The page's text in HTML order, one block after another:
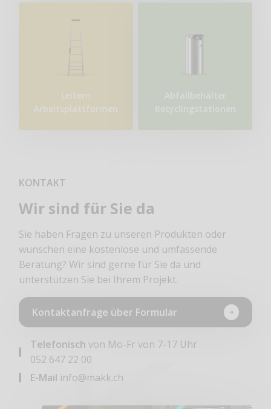
Leitern
Arbeitsplattformen
Abfallbehälter
Recyclingstationen
KONTAKT
Wir sind für Sie da
Sie haben Fragen zu unseren Produkten oder
wünschen eine kostenlose und umfassende
Beratung? Wir sind gerne für Sie da und
unterstützen Sie bei Ihrem Projekt.
Kontaktanfrage über Formular
Telefonisch von Mo-Fr von 7-17 Uhr
052 647 22 00
E-Mail info@makk.ch